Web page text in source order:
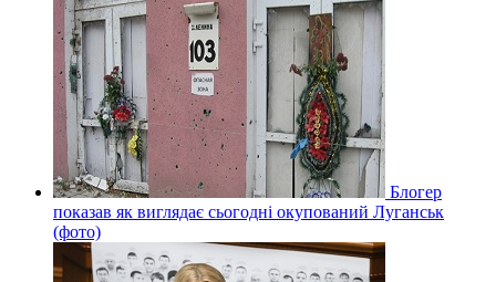
Блогер
показав як виглядає сьогодні окупований Луганськ
(фото)